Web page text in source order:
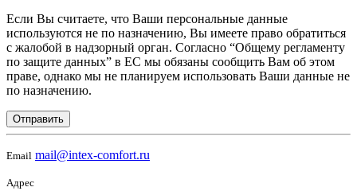
Если Вы считаете, что Ваши персональные данные
используются не по назначению, Вы имеете право обратиться
с жалобой в надзорный орган. Согласно “Общему регламенту
по защите данных” в ЕС мы обязаны сообщить Вам об этом
праве, однако мы не планируем использовать Ваши данные не
по назначению.
Отправить
Email mail@intex-comfort.ru
Адрес